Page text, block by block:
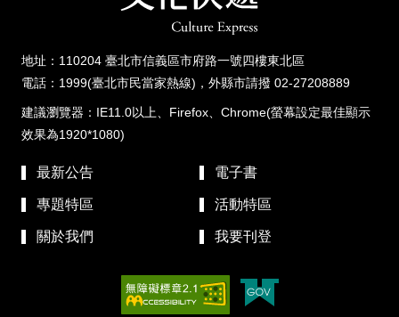
地址：110204 臺北市信義區市府路一號四樓東北區
電話：1999(臺北市民當家熱線)，外縣市請撥 02-27208889
建議瀏覽器：IE11.0以上、Firefox、Chrome(螢幕設定最佳顯示
效果為1920*1080)
最新公告 電子書
專題特區 活動特區
關於我們 我要刊登